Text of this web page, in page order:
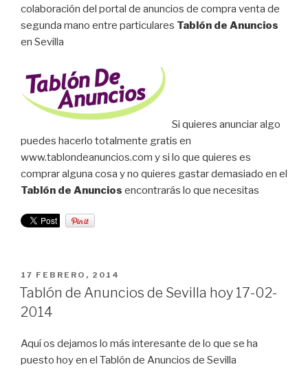
colaboración del portal de anuncios de compra venta de
segunda mano entre particulares Tablón de Anuncios
en Sevilla
Si quieres anunciar algo
puedes hacerlo totalmente gratis en
www.tablondeanuncios.com y si lo que quieres es
comprar alguna cosa y no quieres gastar demasiado en el
Tablón de Anuncios encontrarás lo que necesitas
PUBLICADO
EL
17 FEBRERO, 2014
Tablón de Anuncios de Sevilla hoy 17-02-
2014
Aquí os dejamos lo más interesante de lo que se ha
puesto hoy en el Tablón de Anuncios de Sevilla